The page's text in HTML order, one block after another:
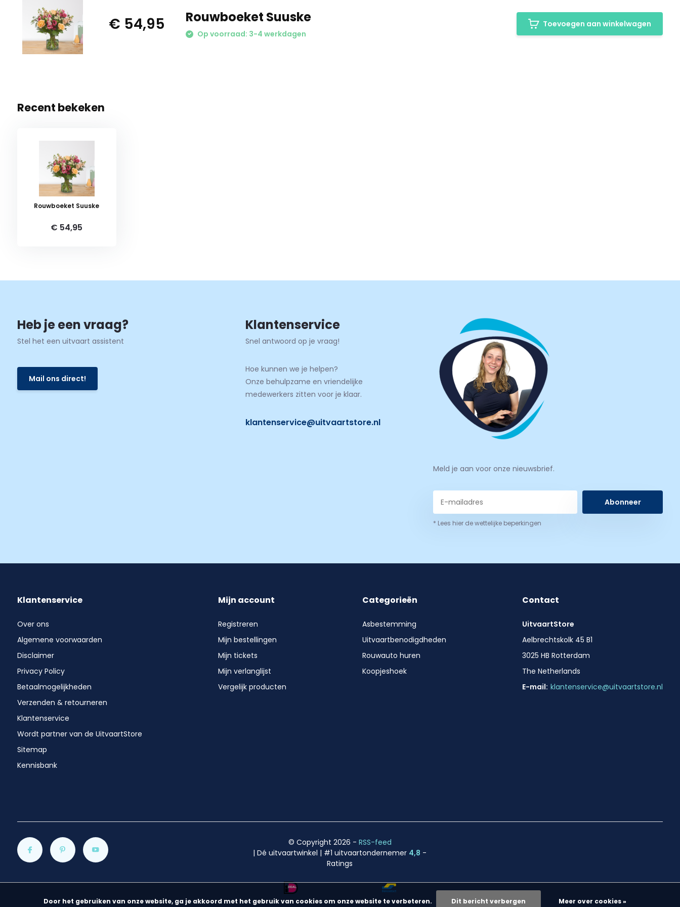
€ 54,95 Rouwboeket Suuske
Op voorraad: 3-4 werkdagen
Toevoegen aan winkelwagen
Recent bekeken
Rouwboeket Suuske
€ 54,95
Heb je een vraag?
Stel het een uitvaart assistent
Mail ons direct!
Klantenservice
Snel antwoord op je vraag!
Hoe kunnen we je helpen?
Onze behulpzame en vriendelijke
medewerkers zitten voor je klaar.
klantenservice@uitvaartstore.nl
Meld je aan voor onze nieuwsbrief.
Abonneer
* Lees hier de wettelijke beperkingen
Klantenservice
Over ons
Algemene voorwaarden
Disclaimer
Privacy Policy
Betaalmogelijkheden
Verzenden & retourneren
Klantenservice
Wordt partner van de UitvaartStore
Sitemap
Kennisbank
Mijn account
Registreren
Mijn bestellingen
Mijn tickets
Mijn verlanglijst
Vergelijk producten
Categorieën
Asbestemming
Uitvaartbenodigdheden
Rouwauto huren
Koopjeshoek
Contact
UitvaartStore
Aelbrechtskolk 45 B1
3025 HB Rotterdam
The Netherlands
E-mail: klantenservice@uitvaartstore.nl
© Copyright 2026 - RSS-feed
| Dé uitvaartwinkel | #1 uitvaartondernemer 4,8 -
Ratings
Door het gebruiken van onze website, ga je akkoord met het gebruik van cookies om onze website te verbeteren. Dit bericht verbergen Meer over cookies »